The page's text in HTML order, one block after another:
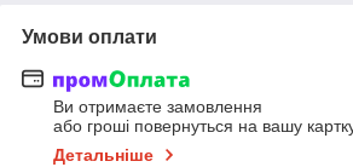
Умови оплати
Ви отримаєте замовлення
або гроші повернуться на вашу
Детальніше